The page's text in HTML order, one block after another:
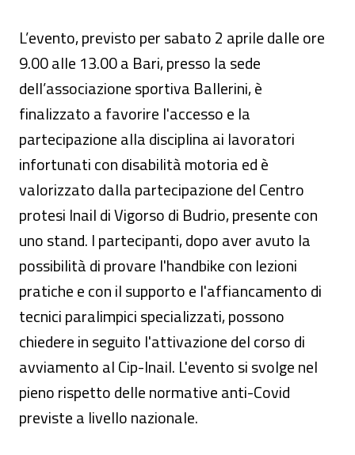
L’evento, previsto per sabato 2 aprile dalle ore
9.00 alle 13.00 a Bari, presso la sede
dell’associazione sportiva Ballerini, è
finalizzato a favorire l'accesso e la
partecipazione alla disciplina ai lavoratori
infortunati con disabilità motoria ed è
valorizzato dalla partecipazione del Centro
protesi Inail di Vigorso di Budrio, presente con
uno stand. I partecipanti, dopo aver avuto la
possibilità di provare l'handbike con lezioni
pratiche e con il supporto e l'affiancamento di
tecnici paralimpici specializzati, possono
chiedere in seguito l'attivazione del corso di
avviamento al Cip-Inail. L'evento si svolge nel
pieno rispetto delle normative anti-Covid
previste a livello nazionale.